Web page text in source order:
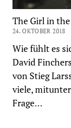
The Girl in the
24. OKTOBER 2018
Wie fühlt es
David
von Stieg
viele,
Frage…